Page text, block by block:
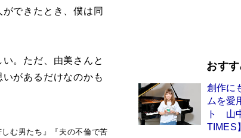
できたとき、僕は同
。ただ、由美さんと
があるだけなのかも
む男たち』『夫の不倫で苦
俳優・高嶋政伸が家族
東野圭吾、伊坂幸太郎
らも文庫化 映画化さ
イン［文庫ベストセラ
おす
創作に
ムを愛
ト 山
TIMES】